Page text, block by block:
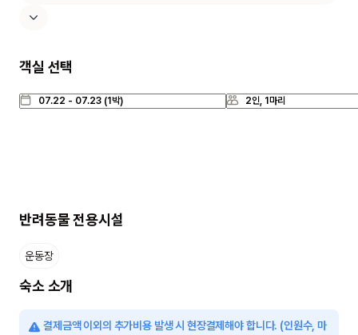
객실 선택
반려동물 전용시설
운동장
숙소 소개
결제금액 이외의 추가비용 발생 시 현장결제해야 합니다. (인원수, 마